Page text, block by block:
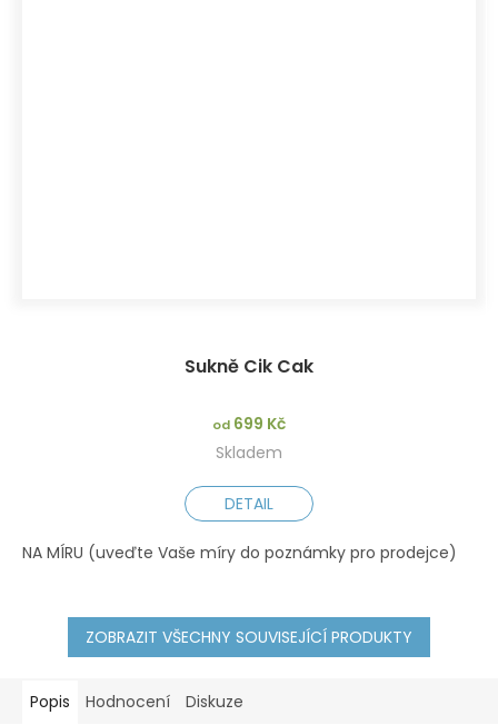
Sukně Cik Cak
od 699 Kč
Skladem
DETAIL
NA MÍRU (uveďte Vaše míry do poznámky pro prodejce)
ZOBRAZIT VŠECHNY SOUVISEJÍCÍ PRODUKTY
Popis Hodnocení Diskuze